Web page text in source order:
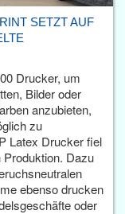
SETZT AUF
Drucker, um
Bilder oder
anzubieten,
zu
Latex Drucker fiel
Produktion. Dazu
ebenso drucken
oder